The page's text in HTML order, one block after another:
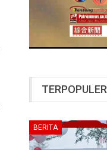
TERPOPULER
BERITA